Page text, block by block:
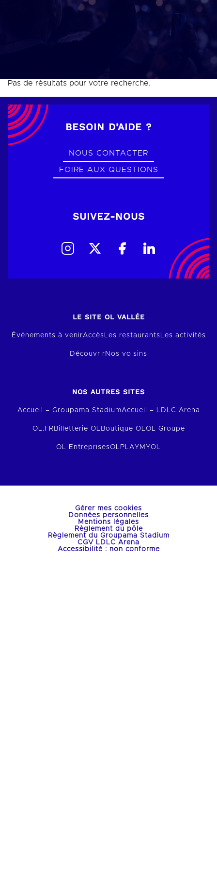
Pas de résultats pour votre recherche.
BESOIN D’AIDE ?
NOUS CONTACTER
FOIRE AUX QUESTIONS
SUIVEZ-NOUS
LE SITE OL VALLÉE
Événements à venirAccèsLes restaurantsLes activités
Découvrir Nos voisins
NOS AUTRES SITES
Accueil – Groupama StadiumAccueil – LDLC Arena
OL.FR Billetterie OL Boutique OLOL Groupe
OL EntreprisesOLPLAY MYOL
Gérer mes cookies
Données personnelles
Mentions légales
Règlement du pôle
Règlement du Groupama Stadium
CGV LDLC Arena
Accessibilité : non conforme